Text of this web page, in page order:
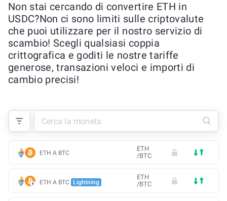
Non stai cercando di convertire ETH in
USDC?Non ci sono limiti sulle criptovalute
che puoi utilizzare per il nostro servizio di
scambio! Scegli qualsiasi coppia
crittografica e goditi le nostre tariffe
generose, transazioni veloci e importi di
cambio precisi!
ETH A BTC
ETH
/BTC
ETH A BTC Lightning
ETH
/BTC